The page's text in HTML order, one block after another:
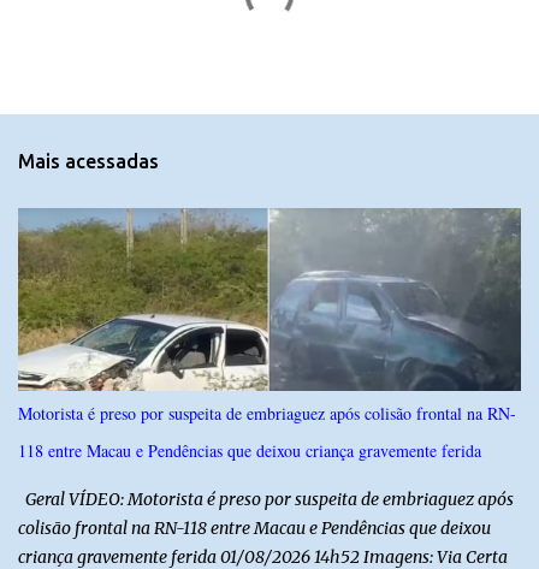
n
r
i
o
s
Mais acessadas
Motorista é preso por suspeita de embriaguez após colisão frontal na RN-
118 entre Macau e Pendências que deixou criança gravemente ferida
Geral VÍDEO: Motorista é preso por suspeita de embriaguez após
colisão frontal na RN-118 entre Macau e Pendências que deixou
criança gravemente ferida 01/08/2026 14h52 Imagens: Via Certa